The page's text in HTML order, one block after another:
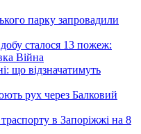
парку запровадили
сталося 13 пожеж:
Війна
що відзначатимуть
рух через Балковий
в Запоріжжі на 8